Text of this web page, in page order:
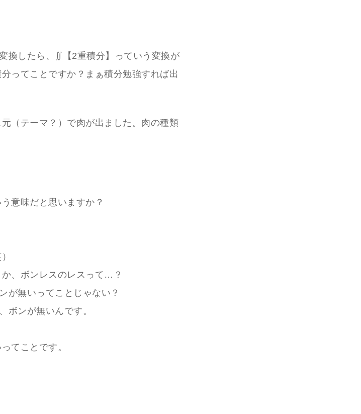
換したら、∬【2重積分】っていう変換が
ってことですか？まぁ積分勉強すれば出
（テーマ？）で肉が出ました。肉の種類
意味だと思いますか？
、ボンレスのレスって…？
が無いってことじゃない？
ボンが無いんです。
てことです。